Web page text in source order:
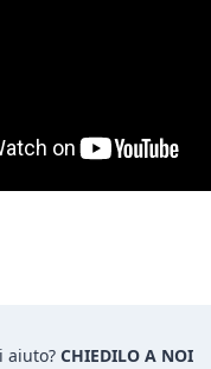
aiuto? CHIEDILO A NOI